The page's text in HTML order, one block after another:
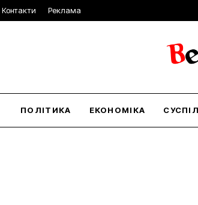
Контакти Реклама
ПОЛІТИКА ЕКОНОМІКА